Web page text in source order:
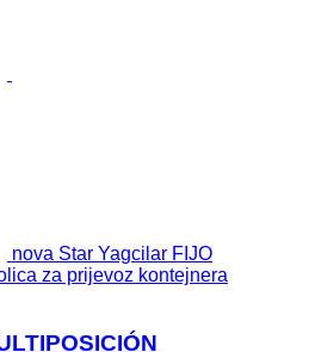
nova Star Yagcilar FIJO
za prijevoz kontejnera